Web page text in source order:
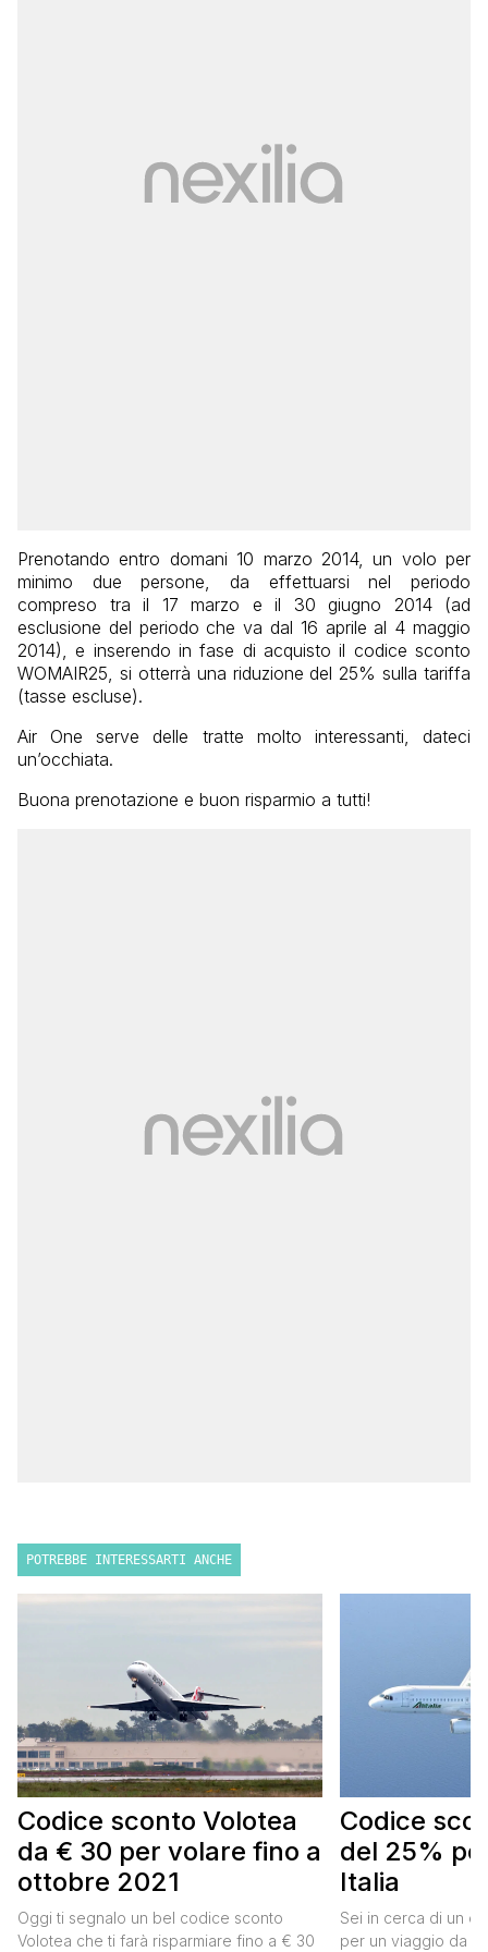
Prenotando entro domani 10 marzo 2014, un volo per
minimo due persone, da effettuarsi nel periodo
compreso tra il 17 marzo e il 30 giugno 2014 (ad
esclusione del periodo che va dal 16 aprile al 4 maggio
2014), e inserendo in fase di acquisto il codice sconto
WOMAIR25, si otterrà una riduzione del 25% sulla tariffa
(tasse escluse).
Air One serve delle tratte molto interessanti, dateci
un’occhiata.
Buona prenotazione e buon risparmio a tutti!
POTREBBE INTERESSARTI ANCHE
Codice sconto Volotea
da € 30 per volare fino a
ottobre 2021
Oggi ti segnalo un bel codice sconto
Volotea che ti farà risparmiare fino a € 30
Codice
del 25%
Italia
Sei in cerca di un
per un viaggio da